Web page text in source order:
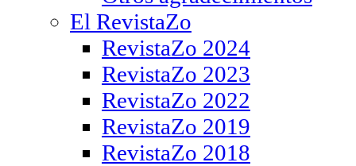
El RevistaZo
RevistaZo 2024
RevistaZo 2023
RevistaZo 2022
RevistaZo 2019
RevistaZo 2018